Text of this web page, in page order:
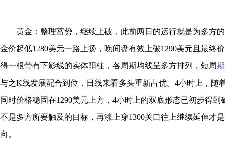
黄金：整理蓄势，继续上破，此前两日的运行就是为多方
金价起低1280美元一路上扬，晚间盘有效上破1290美元且最终
得一根带有下影线的实体阳柱，各周期均线呈多方排列，短周
与之K线发展配合到位，日线来看多头重新占优。4小时上，随
同时价格稳固在1290美元上方，4小时上的双底形态已初步得到
不是多方所要触及的目标，再涨上穿1300关口往上继续延伸才
向。